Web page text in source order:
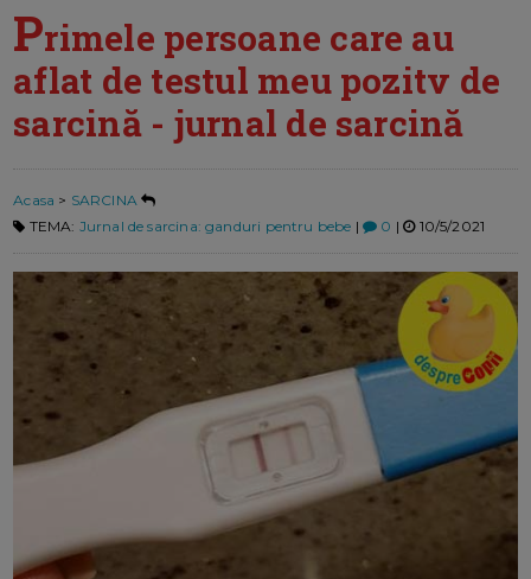
Primele persoane care au
aflat de testul meu pozitv de
sarcină - jurnal de sarcină
Acasa > SARCINA
TEMA: Jurnal de sarcina: ganduri pentru bebe | 0 | 10/5/2021